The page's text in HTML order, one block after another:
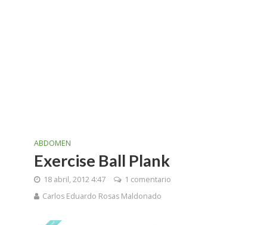
ABDOMEN
Exercise Ball Plank
18 abril, 2012 4:47
1 comentario
Carlos Eduardo Rosas Maldonado